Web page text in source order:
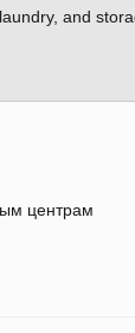
and
центрам